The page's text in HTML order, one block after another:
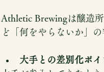
Athletic Brewingは醸造
ど「何をやらないか」の
大手との差別化ポ